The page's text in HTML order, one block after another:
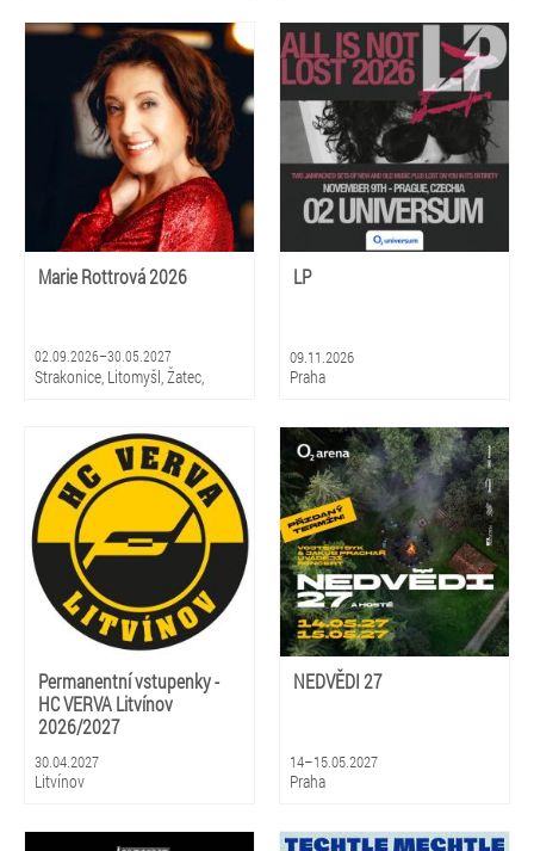
Marie Rottrová 2026
02.09.2026–30.05.2027
Strakonice, Litomyšl, Žatec,
LP
09.11.2026
Praha
Permanentní vstupenky -
HC VERVA Litvínov
2026/2027
30.04.2027
Litvínov
NEDVĚDI 27
14–15.05.2027
Praha